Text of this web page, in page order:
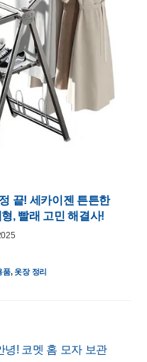
끝! 세카이젠 튼튼한
, 빨래 고민 해결사!
품, 옷장 정리
녕! 코멧 홈 모자 보관